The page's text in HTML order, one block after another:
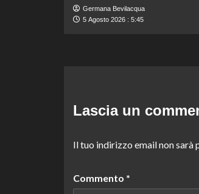
Germana Bevilacqua
5 Agosto 2026 : 5:45
Lascia un
Il tuo indirizzo email non sarà
Commento *